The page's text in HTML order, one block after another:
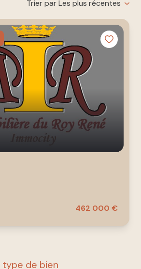
Trier par Les plus récentes
462 000 €
de bien